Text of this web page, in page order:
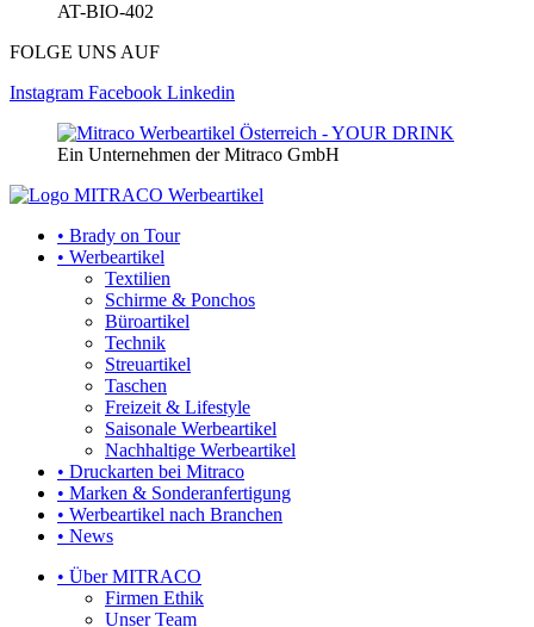
AT-BIO-402
FOLGE UNS AUF
Instagram Facebook Linkedin
Ein Unternehmen der Mitraco GmbH
• Brady on Tour
• Werbeartikel
Textilien
Schirme & Ponchos
Büroartikel
Technik
Streuartikel
Taschen
Freizeit & Lifestyle
Saisonale Werbeartikel
Nachhaltige Werbeartikel
• Druckarten bei Mitraco
• Marken & Sonderanfertigung
• Werbeartikel nach Branchen
• News
• Über MITRACO
Firmen Ethik
Unser Team